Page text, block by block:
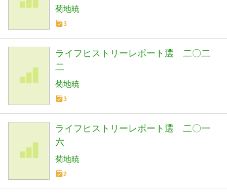
菊地暁
3
ライフヒストリーレポート選 二〇二
二
菊地暁
3
ライフヒストリーレポート選 二〇一
六
菊地暁
2